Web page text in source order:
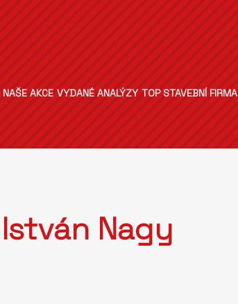
NAŠE AKCE VYDANÉ ANALÝZY TOP STAVEBNÍ FIRMA
István Nagy